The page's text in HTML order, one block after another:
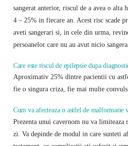
sangerat anterior, riscul de a avea o alta
4 – 25% in fiecare an. Acest risc scade
aveti sangerari si, in cele din urma,
persoanelor care nu au avut nicio
Care este riscul de epilepsie dupa
Aproximativ 25% dintre pacientii cu
fie o singura criza, fie mai multe
Cum va afecteaza o astfel de malformatie
Prezenta unui cavernom nu va limiteaza
zi. Va depinde de modul in care sunteti